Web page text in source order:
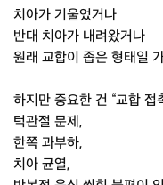
치아가 기울었거나
반대 치아가 내려왔거나
원래 교합이 좁은 형태일
하지만 중요한 건 “교합 접
턱관절 문제,
한쪽 과부하,
치아 균열,